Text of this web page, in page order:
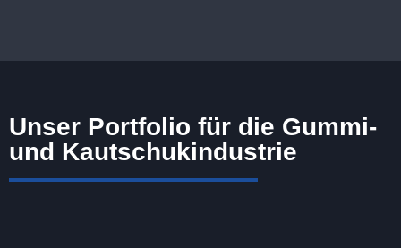
Unser Portfolio für die Gummi-
und Kautschukindustrie